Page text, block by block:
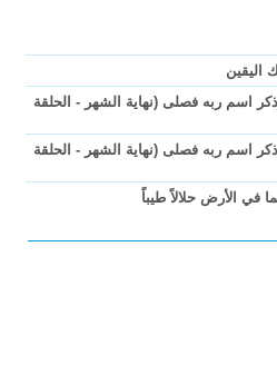
اليقين
اسم ربه فصلى (نهاية الشهر - الحلقة
اسم ربه فصلى (نهاية الشهر - الحلقة
في الأرض حلالاً طيباً